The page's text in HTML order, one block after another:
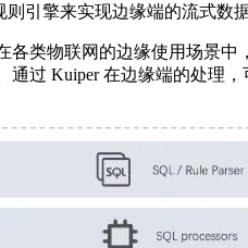
则引擎来实现边缘端的流式数据
各类物联网的边缘使用场景中
通过 Kuiper 在边缘端的处理